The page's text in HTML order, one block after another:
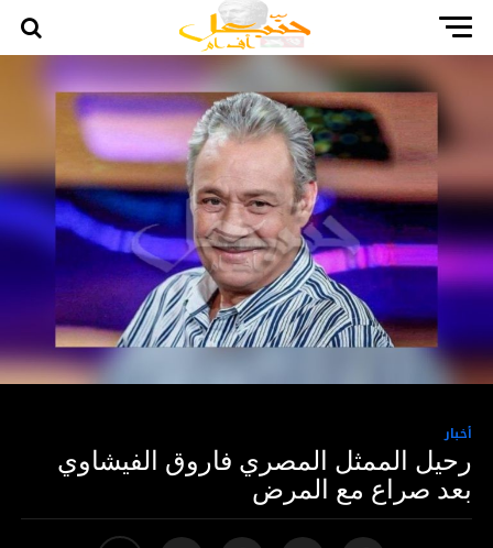
أخبار
رحيل الممثل المصري فاروق الفيشاوي
بعد صراع مع المرض